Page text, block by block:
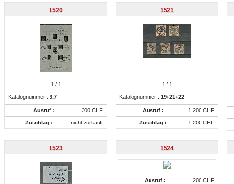
1520
1 / 1
Katalognummer : 6,7
Ausruf : 300 CHF
Zuschlag : nicht verkauft
1521
1 / 1
Katalognummer : 19+21+22
Ausruf : 1.200 CHF
Zuschlag : 1.200 CHF
1523 1524
Ausruf : 200 CHF